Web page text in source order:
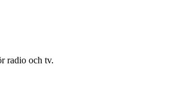
radio och tv.